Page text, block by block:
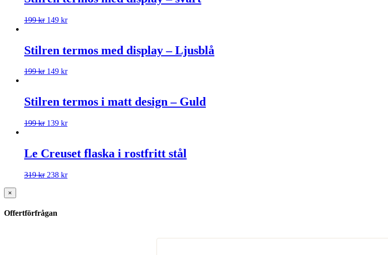
199kr 149 kr
Stilren termos med display – Ljusblå
199kr 149 kr
Stilren termos i matt design – Guld
199kr 139 kr
Le Creuset flaska i rostfritt stål
319kr 238 kr
×
Offertförfrågan